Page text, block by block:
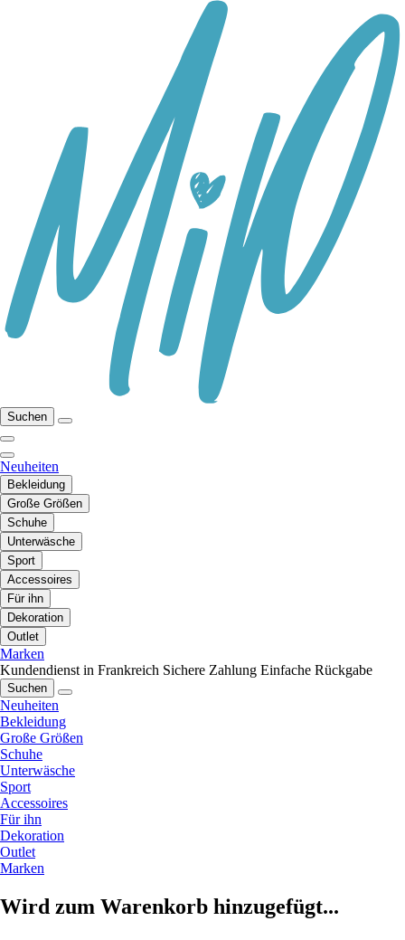
Suchen
Neuheiten
Bekleidung
Große Größen
Schuhe
Unterwäsche
Sport
Accessoires
Für ihn
Dekoration
Outlet
Marken
Kundendienst in Frankreich Sichere Zahlung Einfache Rückgabe
Suchen
Neuheiten
Bekleidung
Große Größen
Schuhe
Unterwäsche
Sport
Accessoires
Für ihn
Dekoration
Outlet
Marken
Wird zum Warenkorb hinzugefügt...